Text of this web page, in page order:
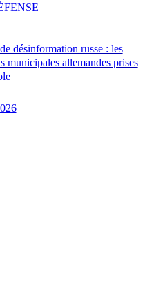
désinformation russe : les
municipales allemandes prises